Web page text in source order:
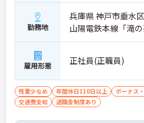
勤務地
兵庫県 神戸市垂水
山陽電鉄本線「滝
雇用形態 正社員(正職員)
残業少なめ 年間休日110日以上 ボーナス
交通費支給
退職金制度あり